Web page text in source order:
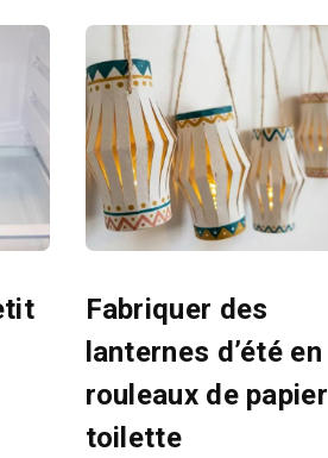
Fabriquer des
lanternes d’été en
rouleaux de papier
toilette